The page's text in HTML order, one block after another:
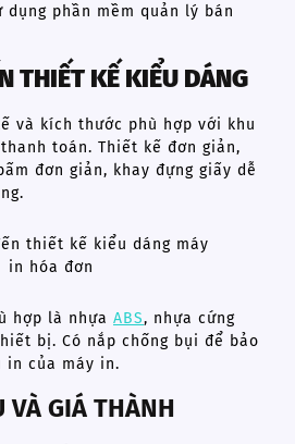
phần mềm quản lý bán
THIẾT KẾ KIỂU DÁNG
và kích thước phù hợp với khu
toán. Thiết kế đơn giản,
đơn giản, khay đựng giấy dễ
hợp là nhựa ABS, nhựa cứng
bị. Có nắp chống bụi để bảo
in của máy in.
VÀ GIÁ THÀNH